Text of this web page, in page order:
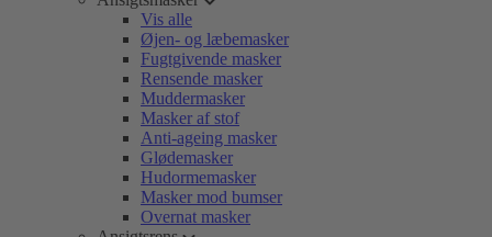
Vis alle
Øjen- og læbemasker
Fugtgivende masker
Rensende masker
Muddermasker
Masker af stof
Anti-ageing masker
Glødemasker
Hudormemasker
Masker mod bumser
Overnat masker